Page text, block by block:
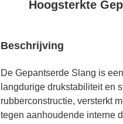
Hoogsterkte
Beschrijving
De Gepantserde Slang is
langdurige drukstabiliteit en
rubberconstructie, versterkt
tegen aanhoudende interne